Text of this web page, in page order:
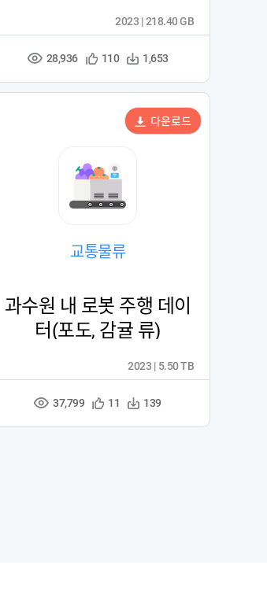
조
수
28,936
관
등
록
110
다
수
1,653
2023 | 218.40 GB
교통물류
과수원 내 로봇 주행 데이
터(포도, 감귤 류)
조
수
37,799
관
등
11
다
수
139
2023 | 5.50 TB
다운로드